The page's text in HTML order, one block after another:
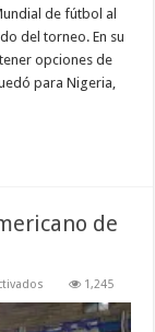
de fútbol al
del torneo. En su
opciones de
para Nigeria,
de
buen
1,245